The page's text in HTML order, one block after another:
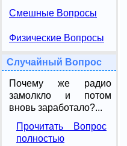
Смешные Вопросы
Физические Вопросы
Случайный Вопрос
Почему же радио
замолкло и потом
вновь заработало?...
Прочитать Вопрос
полностью